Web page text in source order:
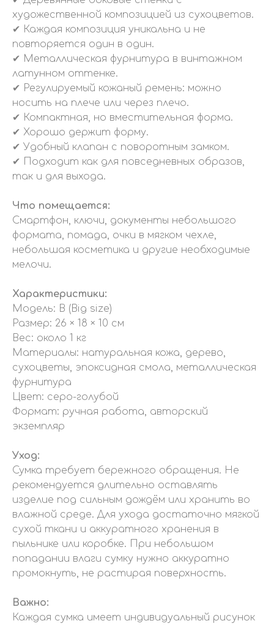
художественной композицией из сухоцветов.
✔ Каждая композиция уникальна и не
повторяется один в один.
✔ Металлическая фурнитура в винтажном
латунном оттенке.
✔ Регулируемый кожаный ремень: можно
носить на плече или через плечо.
✔ Компактная, но вместительная форма.
✔ Хорошо держит форму.
✔ Удобный клапан с поворотным замком.
✔ Подходит как для повседневных образов,
так и для выхода.
Что помещается:
Смартфон, ключи, документы небольшого
формата, помада, очки в мягком чехле,
небольшая косметика и другие необходимые
мелочи.
Характеристики:
Модель: B (Big size)
Размер: 26 × 18 × 10 см
Вес: около 1 кг
Материалы: натуральная кожа, дерево,
сухоцветы, эпоксидная смола, металлическая
фурнитура
Цвет: серо-голубой
Формат: ручная работа, авторский
экземпляр
Уход:
Сумка требует бережного обращения. Не
рекомендуется длительно оставлять
изделие под сильным дождём или хранить во
влажной среде. Для ухода достаточно мягкой
сухой ткани и аккуратного хранения в
пыльнике или коробке. При небольшом
попадании влаги сумку нужно аккуратно
промокнуть, не растирая поверхность.
Важно:
Каждая сумка имеет индивидуальный рисунок